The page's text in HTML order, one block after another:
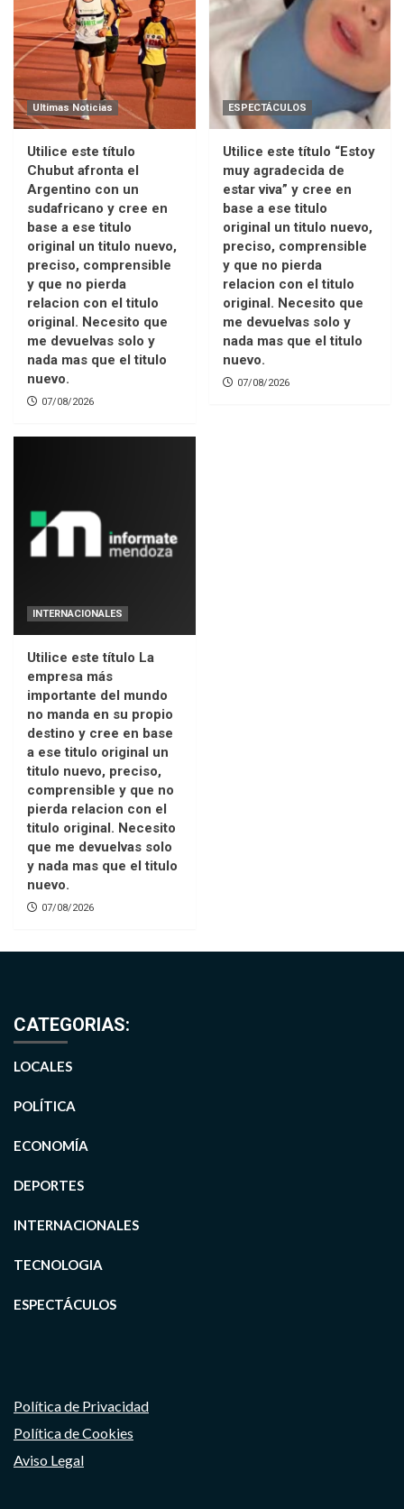
Ultimas Noticias
Utilice este título
Chubut afronta el
Argentino con un
sudafricano y cree en
base a ese titulo
original un titulo nuevo,
preciso, comprensible
y que no pierda
relacion con el titulo
original. Necesito que
me devuelvas solo y
nada mas que el titulo
nuevo.
07/08/2026
ESPECTÁCULOS
Utilice este título “Estoy
muy agradecida de
estar viva” y cree en
base a ese titulo
original un titulo nuevo,
preciso, comprensible
y que no pierda
relacion con el titulo
original. Necesito que
me devuelvas solo y
nada mas que el titulo
nuevo.
07/08/2026
INTERNACIONALES
Utilice este título La
empresa más
importante del mundo
no manda en su propio
destino y cree en base
a ese titulo original un
titulo nuevo, preciso,
comprensible y que no
pierda relacion con el
titulo original. Necesito
que me devuelvas solo
y nada mas que el titulo
nuevo.
07/08/2026
CATEGORIAS:
LOCALES
POLÍTICA
ECONOMÍA
DEPORTES
INTERNACIONALES
TECNOLOGIA
ESPECTÁCULOS
Política de Privacidad
Política de Cookies
Aviso Legal